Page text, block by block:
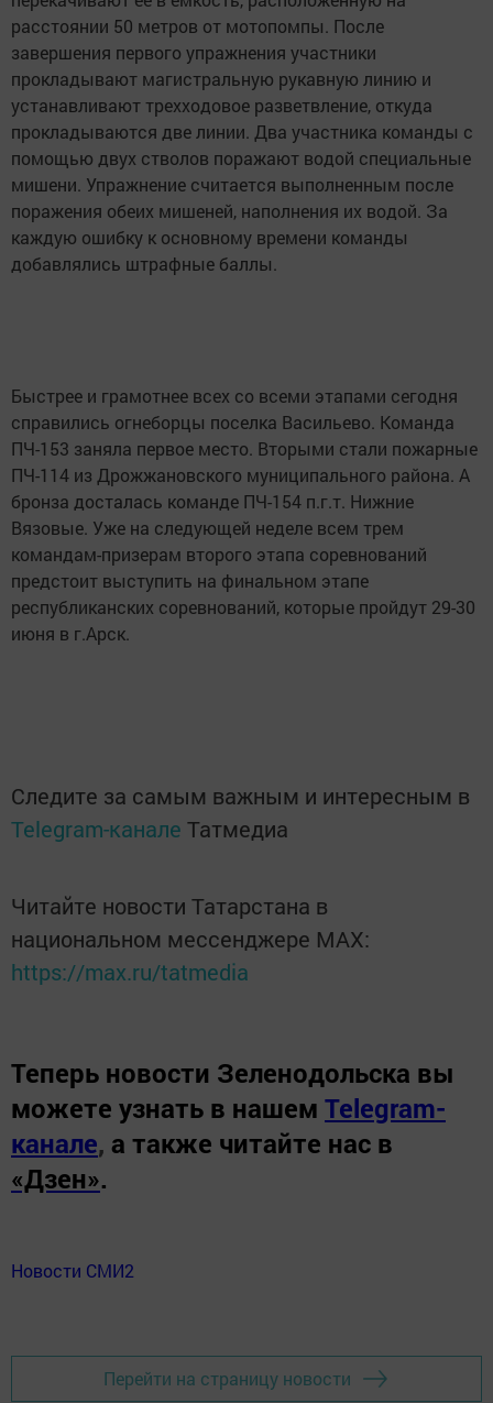
расстоянии 50 метров от мотопомпы. После
завершения первого упражнения участники
прокладывают магистральную рукавную линию и
устанавливают трехходовое разветвление, откуда
прокладываются две линии. Два участника команды с
помощью двух стволов поражают водой специальные
мишени. Упражнение считается выполненным после
поражения обеих мишеней, наполнения их водой. За
каждую ошибку к основному времени команды
добавлялись штрафные баллы.
Быстрее и грамотнее всех со всеми этапами сегодня
справились огнеборцы поселка Васильево. Команда
ПЧ-153 заняла первое место. Вторыми стали пожарные
ПЧ-114 из Дрожжановского муниципального района. А
бронза досталась команде ПЧ-154 п.г.т. Нижние
Вязовые. Уже на следующей неделе всем трем
командам-призерам второго этапа соревнований
предстоит выступить на финальном этапе
республиканских соревнований, которые пройдут 29-30
июня в г.Арск.
Следите за самым важным и интересным в
Telegram-канале Татмедиа
Читайте новости Татарстана в
национальном мессенджере MАХ:
https://max.ru/tatmedia
Теперь новости Зеленодольска вы
можете узнать в нашем Telegram-
канале, а также читайте нас в
«Дзен».
Новости СМИ2
Перейти на страницу новости